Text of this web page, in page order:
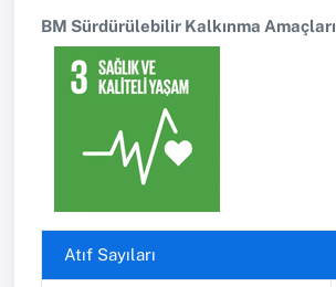
BM Sürdürülebilir Kalkınma Amaçları
Atıf Sayıları